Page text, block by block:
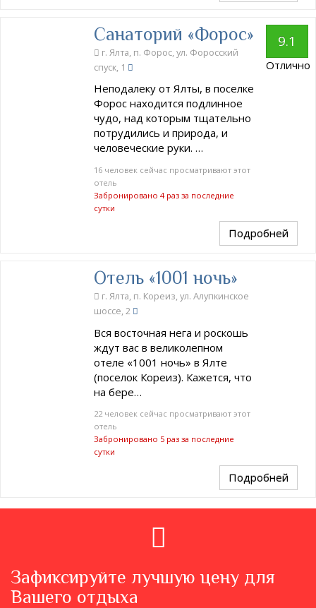
Санаторий «Форос»
г. Ялта, п. Форос, ул. Форосский
спуск, 1
Неподалеку от Ялты, в поселке
Форос находится подлинное
чудо, над которым тщательно
потрудились и природа, и
человеческие руки. …
16 человек сейчас просматривают этот
отель
Забронировано 4 раз за последние
сутки
9.1
Отлично
Подробней
Отель «1001 ночь»
г. Ялта, п. Кореиз, ул. Алупкинское
шоссе, 2
Вся восточная нега и роскошь
ждут вас в великолепном
отеле «1001 ночь» в Ялте
(поселок Кореиз). Кажется, что
на бере…
22 человек сейчас просматривают этот
отель
Забронировано 5 раз за последние
сутки
Подробней
Зафиксируйте лучшую цену для
Вашего отдыха